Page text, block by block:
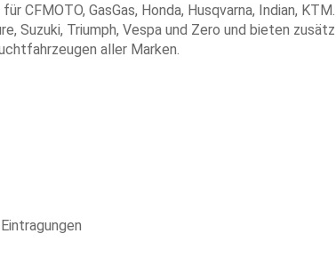
CFMOTO, GasGas, Honda, Husqvarna, Indian,
Suzuki, Triumph, Vespa und Zero und bieten
aller Marken.